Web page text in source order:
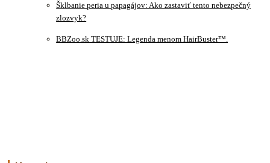
Šklbanie peria u papagájov: Ako zastaviť tento nebezpečný
zlozvyk?
BBZoo.sk TESTUJE: Legenda menom HairBuster™.